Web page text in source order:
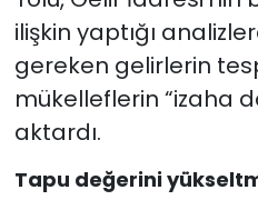
ilişkin yaptığı
gereken gelirlerin
mükelleflerin “izaha
aktardı.
Tapu değerini